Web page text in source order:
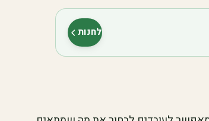
לחנות(נפתח בלשונית חדשה)